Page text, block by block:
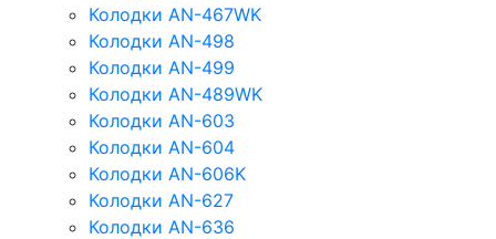
Колодки AN-467WK
Колодки AN-498
Колодки AN-499
Колодки AN-489WK
Колодки AN-603
Колодки AN-604
Колодки AN-606K
Колодки AN-627
Колодки AN-636